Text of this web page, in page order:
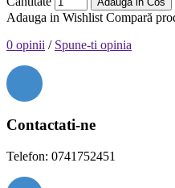
Adauga in Wishlist Compară
0 opinii / Spune-ti opinia
Contactati-ne
Telefon: 0741752451